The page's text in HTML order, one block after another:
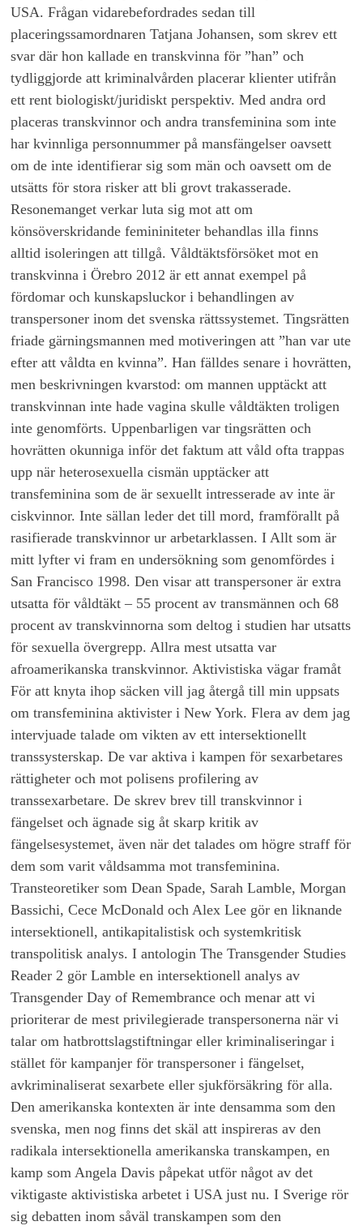
USA. Frågan vidarebefordrades sedan till
placeringssamordnaren Tatjana Johansen, som skrev ett
svar där hon kallade en transkvinna för ”han” och
tydliggjorde att kriminalvården placerar klienter utifrån
ett rent biologiskt/juridiskt perspektiv. Med andra ord
placeras transkvinnor och andra transfeminina som inte
har kvinnliga personnummer på mansfängelser oavsett
om de inte identifierar sig som män och oavsett om de
utsätts för stora risker att bli grovt trakasserade.
Resonemanget verkar luta sig mot att om
könsöverskridande femininiteter behandlas illa finns
alltid isoleringen att tillgå. Våldtäktsförsöket mot en
transkvinna i Örebro 2012 är ett annat exempel på
fördomar och kunskapsluckor i behandlingen av
transpersoner inom det svenska rättssystemet. Tingsrätten
friade gärningsmannen med motiveringen att ”han var ute
efter att våldta en kvinna”. Han fälldes senare i hovrätten,
men beskrivningen kvarstod: om mannen upptäckt att
transkvinnan inte hade vagina skulle våldtäkten troligen
inte genomförts. Uppenbarligen var tingsrätten och
hovrätten okunniga inför det faktum att våld ofta trappas
upp när heterosexuella cismän upptäcker att
transfeminina som de är sexuellt intresserade av inte är
ciskvinnor. Inte sällan leder det till mord, framförallt på
rasifierade transkvinnor ur arbetarklassen. I Allt som är
mitt lyfter vi fram en undersökning som genomfördes i
San Francisco 1998. Den visar att transpersoner är extra
utsatta för våldtäkt – 55 procent av transmännen och 68
procent av transkvinnorna som deltog i studien har utsatts
för sexuella övergrepp. Allra mest utsatta var
afroamerikanska transkvinnor. Aktivistiska vägar framåt
För att knyta ihop säcken vill jag återgå till min uppsats
om transfeminina aktivister i New York. Flera av dem jag
intervjuade talade om vikten av ett intersektionellt
transsysterskap. De var aktiva i kampen för sexarbetares
rättigheter och mot polisens profilering av
transsexarbetare. De skrev brev till transkvinnor i
fängelset och ägnade sig åt skarp kritik av
fängelsesystemet, även när det talades om högre straff för
dem som varit våldsamma mot transfeminina.
Transteoretiker som Dean Spade, Sarah Lamble, Morgan
Bassichi, Cece McDonald och Alex Lee gör en liknande
intersektionell, antikapitalistisk och systemkritisk
transpolitisk analys. I antologin The Transgender Studies
Reader 2 gör Lamble en intersektionell analys av
Transgender Day of Remembrance och menar att vi
prioriterar de mest privilegierade transpersonerna när vi
talar om hatbrottslagstiftningar eller kriminaliseringar i
stället för kampanjer för transpersoner i fängelset,
avkriminaliserat sexarbete eller sjukförsäkring för alla.
Den amerikanska kontexten är inte densamma som den
svenska, men nog finns det skäl att inspireras av den
radikala intersektionella amerikanska transkampen, en
kamp som Angela Davis påpekat utför något av det
viktigaste aktivistiska arbetet i USA just nu. I Sverige rör
sig debatten inom såväl transkampen som den